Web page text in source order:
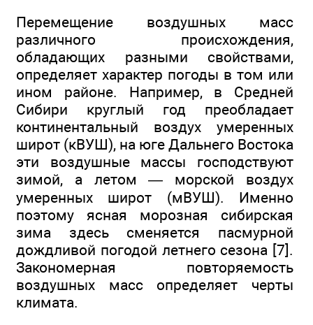
Перемещение воздушных масс
различного происхождения,
обладающих разными свойствами,
определяет характер погоды в том или
ином районе. Например, в Средней
Сибири круглый год преобладает
континентальный воздух умеренных
широт (кВУШ), на юге Дальнего Востока
эти воздушные массы господствуют
зимой, а летом — морской воздух
умеренных широт (мВУШ). Именно
поэтому ясная морозная сибирская
зима здесь сменяется пасмурной
дождливой погодой летнего сезона [7].
Закономерная повторяемость
воздушных масс определяет черты
климата.